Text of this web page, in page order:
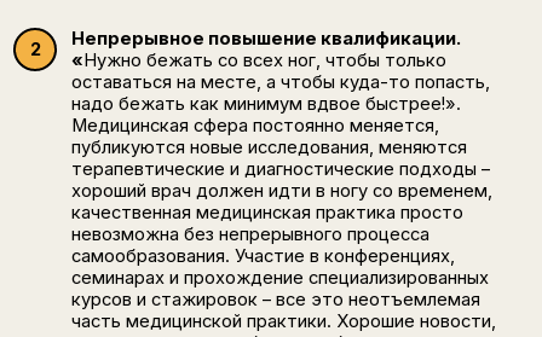
Непрерывное повышение квалификации.
«Нужно бежать со всех ног, чтобы только
оставаться на месте, а чтобы куда-то попасть,
надо бежать как минимум вдвое быстрее!».
Медицинская сфера постоянно меняется,
публикуются новые исследования, меняются
терапевтические и диагностические подходы –
хороший врач должен идти в ногу со временем,
качественная медицинская практика просто
невозможна без непрерывного процесса
самообразования. Участие в конференциях,
семинарах и прохождение специализированных
курсов и стажировок – все это неотъемлемая
часть медицинской практики. Хорошие новости,